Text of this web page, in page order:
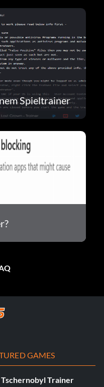
Spieltrainer
GAMES
Tschernobyl Trainer